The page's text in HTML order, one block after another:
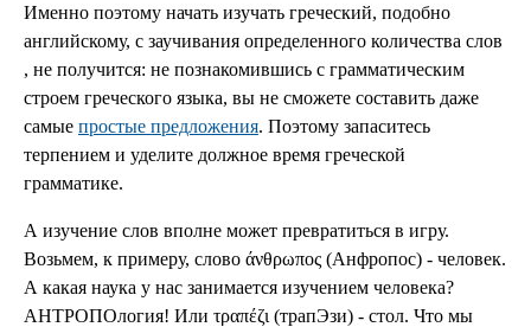
Именно поэтому начать изучать греческий, подобно
английскому, с заучивания определенного количества слов
, не получится: не познакомившись с грамматическим
строем греческого языка, вы не сможете составить даже
самые простые предложения. Поэтому запаситесь
терпением и уделите должное время греческой
грамматике.
А изучение слов вполне может превратиться в игру.
Возьмем, к примеру, слово άνθρωπος (Анфропос) - человек.
А какая наука у нас занимается изучением человека?
АНТРОПОлогия! Или τραπέζι (трапЭзи) - стол. Что мы